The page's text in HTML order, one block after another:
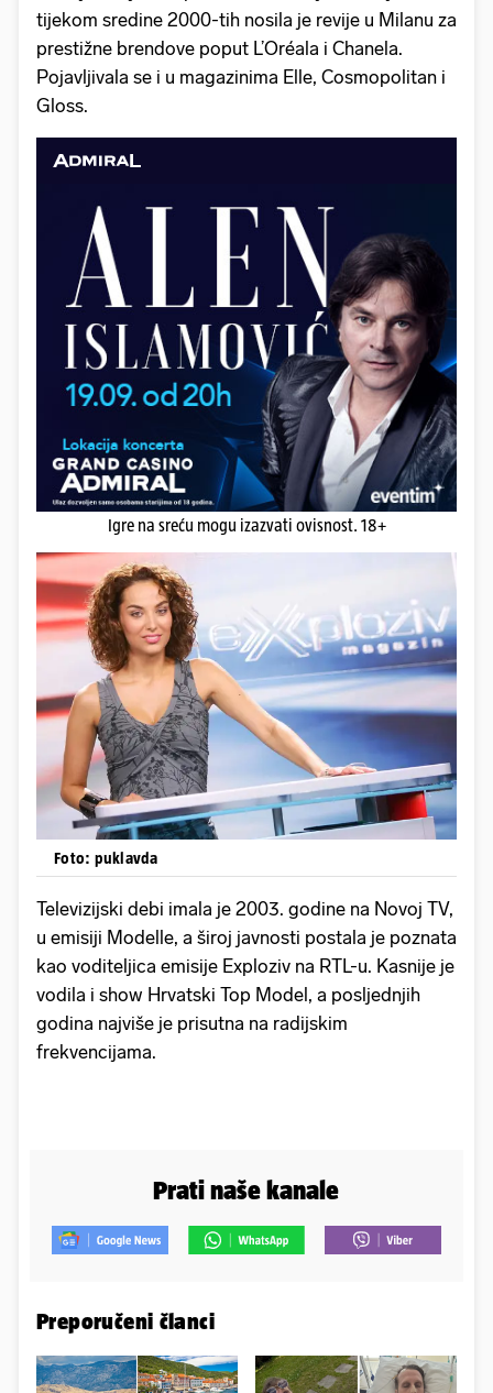
tijekom sredine 2000-tih nosila je revije u Milanu za
prestižne brendove poput L’Oréala i Chanela.
Pojavljivala se i u magazinima Elle, Cosmopolitan i
Gloss.
Igre na sreću mogu izazvati ovisnost. 18+
Foto: puklavda
Televizijski debi imala je 2003. godine na Novoj TV,
u emisiji Modelle, a široj javnosti postala je poznata
kao voditeljica emisije Exploziv na RTL-u. Kasnije je
vodila i show Hrvatski Top Model, a posljednjih
godina najviše je prisutna na radijskim
frekvencijama.
Prati naše kanale
Preporučeni članci